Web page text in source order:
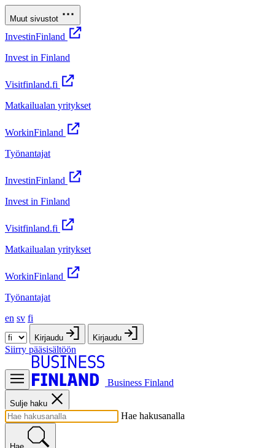
Muut sivustot
InvestinFinland
Invest in Finland
Visitfinland.fi
Matkailualan yritykset
WorkinFinland
Työnantajat
InvestinFinland
Invest in Finland
Visitfinland.fi
Matkailualan yritykset
WorkinFinland
Työnantajat
en sv fi
Kirjaudu Kirjaudu
Siirry pääsisältöön
Business Finland
Sulje haku
Hae hakusanalla